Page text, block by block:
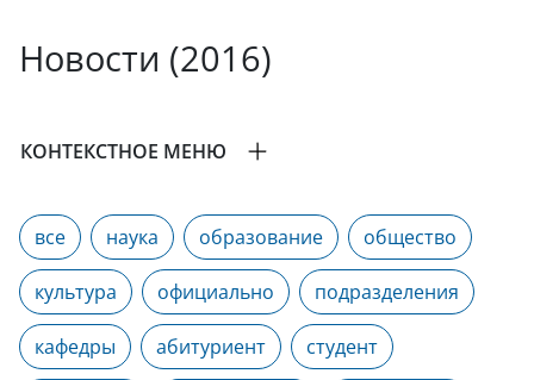
Новости (2016)
КОНТЕКСТНОЕ МЕНЮ
все наука образование общество
культура официально подразделения
кафедры абитуриент студент